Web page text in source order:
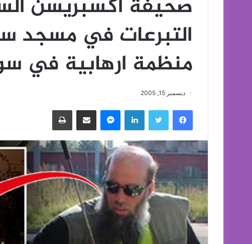
صحيفة اكسبريسن
التبرعات في مسجد
منظمة ارهابية في
ديسمبر 15, 2005
فيسبوك تويتر لينكدإن ماسنجر مشاركة عبر البريد طباعة